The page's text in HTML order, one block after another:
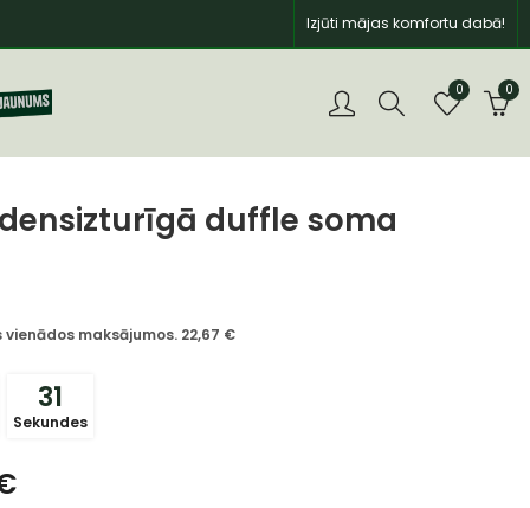
Izjūti mājas komfortu dabā!
0 0
duffle soma
maksājumos. 22,67 €
30
Sekundes